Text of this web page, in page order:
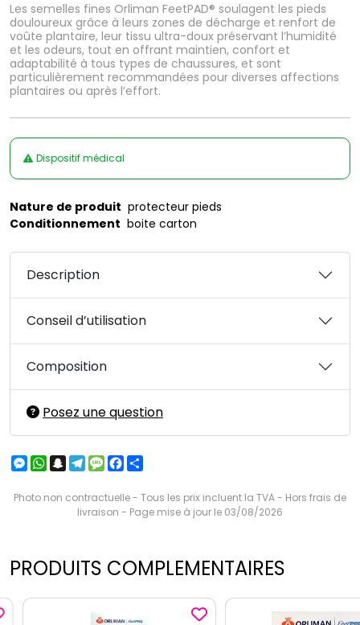
Les semelles fines Orliman FeetPAD® soulagent les pieds
douloureux grâce à leurs zones de décharge et renfort de
voûte plantaire, leur tissu ultra-doux préservant l’humidité
et les odeurs, tout en offrant maintien, confort et
adaptabilité à tous types de chaussures, et sont
particulièrement recommandées pour diverses affections
plantaires ou après l’effort.
Dispositif médical
Nature de produit protecteur pieds
Conditionnement boite carton
Description
Conseil d’utilisation
Composition
Posez une question
Messenger
WhatsApp
Snapchat
Telegram
MessageFacebook
Photo non contractuelle - Tous les prix incluent la TVA - Hors frais de
livraison - Page mise à jour le 03/08/2026
PRODUITS COMPLEMENTAIRES